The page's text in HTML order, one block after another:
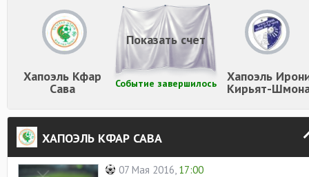
Хапоэль Кфар
Сава
Хапоэль
Кирьят-
Событие завершилось
Показать счет
ХАПОЭЛЬ КФАР САВА
07 Мая 2016, 17:00